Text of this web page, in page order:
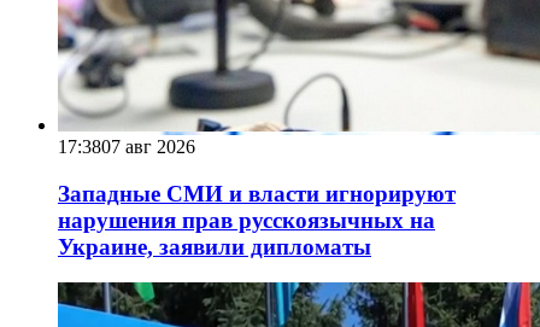
17:3807 авг 2026
Западные СМИ и власти игнорируют
нарушения прав русскоязычных на
Украине, заявили дипломаты